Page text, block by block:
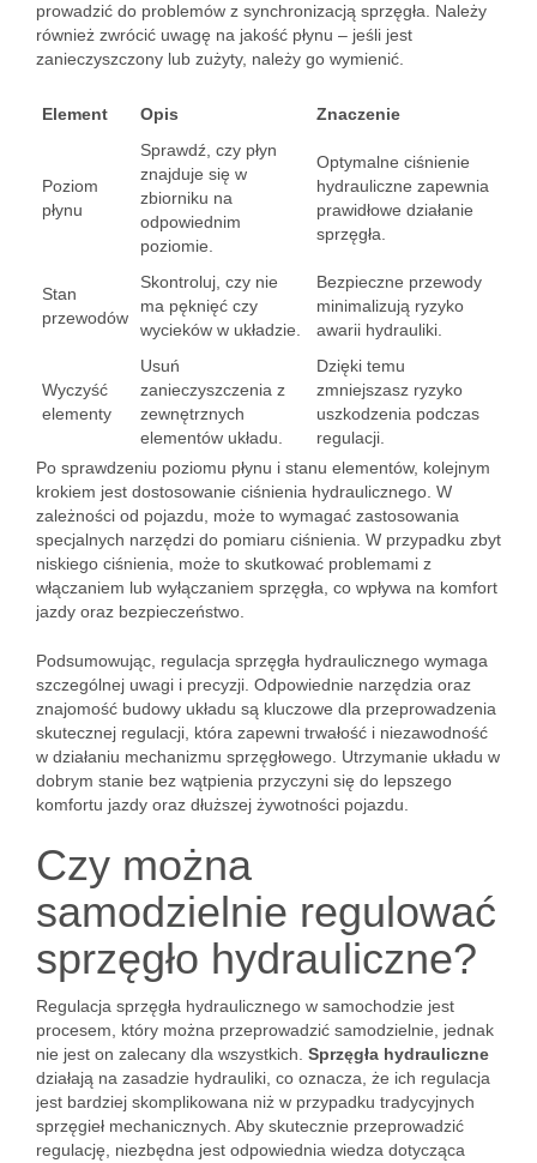
prowadzić do problemów z synchronizacją sprzęgła. Należy
również zwrócić uwagę na jakość płynu – jeśli jest
zanieczyszczony lub zużyty, należy go wymienić.
Element Opis Znaczenie
Poziom
płynu
Sprawdź, czy płyn
znajduje się w
zbiorniku na
odpowiednim
poziomie.
Optymalne ciśnienie
hydrauliczne zapewnia
prawidłowe działanie
sprzęgła.
Stan
przewodów
Skontroluj, czy nie
ma pęknięć czy
wycieków w układzie.
Bezpieczne przewody
minimalizują ryzyko
awarii hydrauliki.
Wyczyść
elementy
Usuń
zanieczyszczenia z
zewnętrznych
elementów układu.
Dzięki temu
zmniejszasz ryzyko
uszkodzenia podczas
regulacji.
Po sprawdzeniu poziomu płynu i stanu elementów, kolejnym
krokiem jest dostosowanie ciśnienia hydraulicznego. W
zależności od pojazdu, może to wymagać zastosowania
specjalnych narzędzi do pomiaru ciśnienia. W przypadku zbyt
niskiego ciśnienia, może to skutkować problemami z
włączaniem lub wyłączaniem sprzęgła, co wpływa na komfort
jazdy oraz bezpieczeństwo.
Podsumowując, regulacja sprzęgła hydraulicznego wymaga
szczególnej uwagi i precyzji. Odpowiednie narzędzia oraz
znajomość budowy układu są kluczowe dla przeprowadzenia
skutecznej regulacji, która zapewni trwałość i niezawodność
w działaniu mechanizmu sprzęgłowego. Utrzymanie układu w
dobrym stanie bez wątpienia przyczyni się do lepszego
komfortu jazdy oraz dłuższej żywotności pojazdu.
Czy można
samodzielnie regulować
sprzęgło hydrauliczne?
Regulacja sprzęgła hydraulicznego w samochodzie jest
procesem, który można przeprowadzić samodzielnie, jednak
nie jest on zalecany dla wszystkich. Sprzęgła hydrauliczne
działają na zasadzie hydrauliki, co oznacza, że ich regulacja
jest bardziej skomplikowana niż w przypadku tradycyjnych
sprzęgieł mechanicznych. Aby skutecznie przeprowadzić
regulację, niezbędna jest odpowiednia wiedza dotycząca